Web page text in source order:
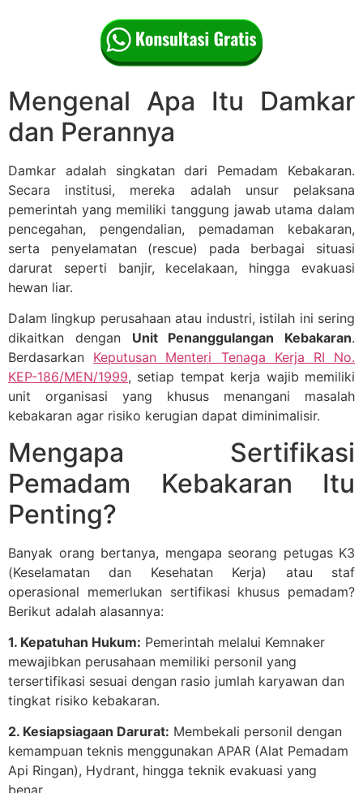
Mengenal Apa Itu Damkar
dan Perannya
Damkar adalah singkatan dari Pemadam Kebakaran.
Secara institusi, mereka adalah unsur pelaksana
pemerintah yang memiliki tanggung jawab utama dalam
pencegahan, pengendalian, pemadaman kebakaran,
serta penyelamatan (rescue) pada berbagai situasi
darurat seperti banjir, kecelakaan, hingga evakuasi
hewan liar.
Dalam lingkup perusahaan atau industri, istilah ini sering
dikaitkan dengan Unit Penanggulangan Kebakaran.
Berdasarkan Keputusan Menteri Tenaga Kerja RI No.
KEP-186/MEN/1999, setiap tempat kerja wajib memiliki
unit organisasi yang khusus menangani masalah
kebakaran agar risiko kerugian dapat diminimalisir.
Mengapa Sertifikasi
Pemadam Kebakaran Itu
Penting?
Banyak orang bertanya, mengapa seorang petugas K3
(Keselamatan dan Kesehatan Kerja) atau staf
operasional memerlukan sertifikasi khusus pemadam?
Berikut adalah alasannya:
1. Kepatuhan Hukum: Pemerintah melalui Kemnaker
mewajibkan perusahaan memiliki personil yang
tersertifikasi sesuai dengan rasio jumlah karyawan dan
tingkat risiko kebakaran.
2. Kesiapsiagaan Darurat: Membekali personil dengan
kemampuan teknis menggunakan APAR (Alat Pemadam
Api Ringan), Hydrant, hingga teknik evakuasi yang